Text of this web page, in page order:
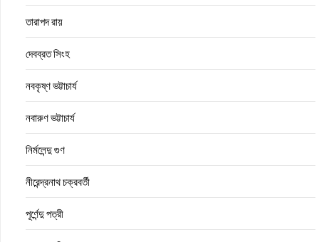
তারাপদ রায়
দেবব্রত সিংহ
নবকৃষ্ণ ভট্টাচার্য
নবারুণ ভট্টাচার্য
নির্মলেন্দু গুণ
নীরেন্দ্রনাথ চক্রবর্তী
পূর্ণেন্দু পত্রী